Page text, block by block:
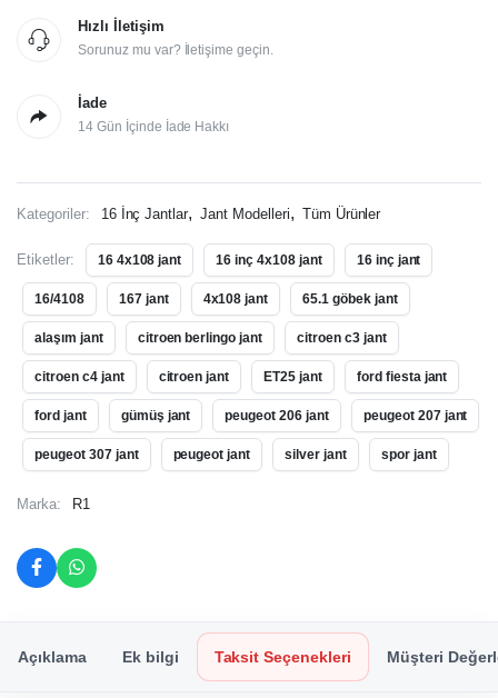
Hızlı İletişim
Sorunuz mu var? İletişime geçin.
İade
14 Gün İçinde İade Hakkı
Kategoriler: 16 İnç Jantlar, Jant Modelleri, Tüm Ürünler
Etiketler: 16 4x108 jant 16 inç 4x108 jant 16 inç jant
16/4108 167 jant 4x108 jant 65.1 göbek jant
alaşım jant citroen berlingo jant citroen c3 jant
citroen c4 jant citroen jant ET25 jant ford fiesta jant
ford jant gümüş jant peugeot 206 jant peugeot 207 jant
peugeot 307 jant peugeot jant silver jant spor jant
Marka: R1
Açıklama Ek bilgi Taksit Seçenekleri Müşteri